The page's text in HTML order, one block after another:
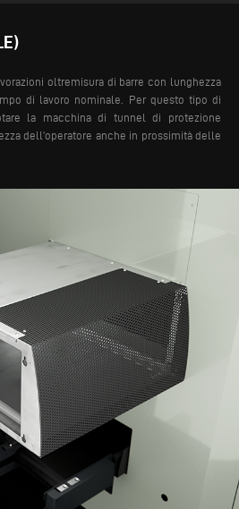
oltremisura di barre con lunghezza
di lavoro nominale. Per questo tipo di
la macchina di tunnel di protezione
dell’operatore anche in prossimità delle